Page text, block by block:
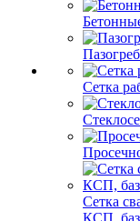
Сетка
Сетка
КСП,